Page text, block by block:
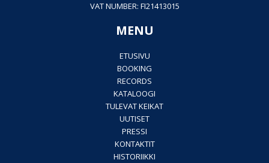
VAT NUMBER: FI21413015
MENU
ETUSIVU
BOOKING
RECORDS
KATALOOGI
TULEVAT KEIKAT
UUTISET
PRESSI
KONTAKTIT
HISTORIIKKI